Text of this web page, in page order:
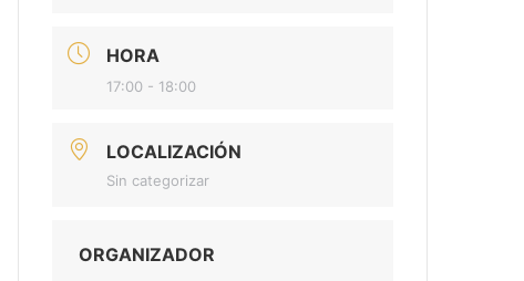
HORA
17:00 - 18:00
LOCALIZACIÓN
Sin categorizar
ORGANIZADOR